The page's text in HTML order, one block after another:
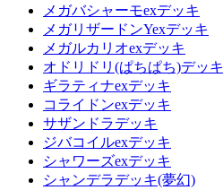
メガバシャーモexデッキ
メガリザードンYexデッキ
メガルカリオexデッキ
オドリドリ(ぱちぱち)デッキ
ギラティナexデッキ
コライドンexデッキ
サザンドラデッキ
ジバコイルexデッキ
シャワーズexデッキ
シャンデラデッキ(夢幻)